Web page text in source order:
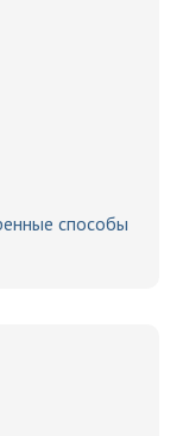
способы